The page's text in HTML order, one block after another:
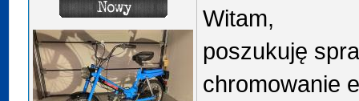
Witam,
poszukuję
chromowanie